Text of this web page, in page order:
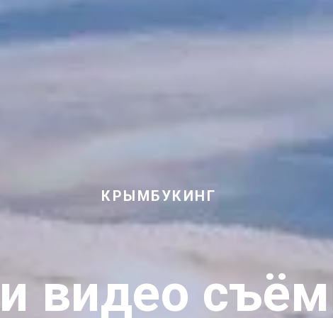
КРЫМБУКИНГ
видео